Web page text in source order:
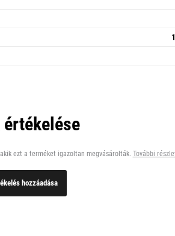
értékelése
ezt a terméket igazoltan megvásárolták. További
hozzáadása